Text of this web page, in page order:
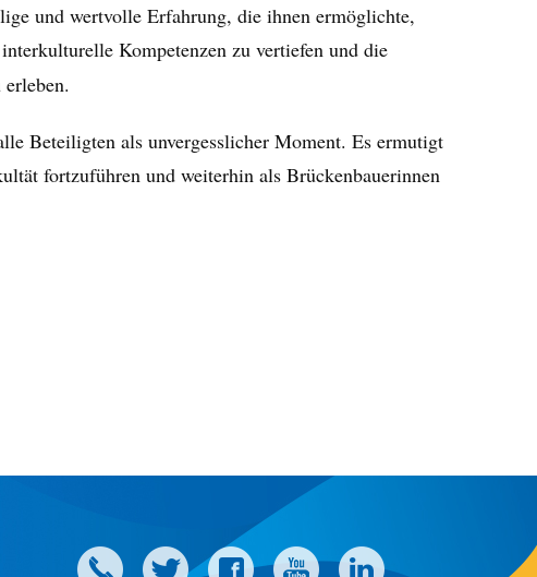
und wertvolle Erfahrung, die ihnen ermöglichte,
Kompetenzen zu vertiefen und die
Beteiligten als unvergesslicher Moment. Es ermutigt
fortzuführen und weiterhin als Brückenbauerinnen